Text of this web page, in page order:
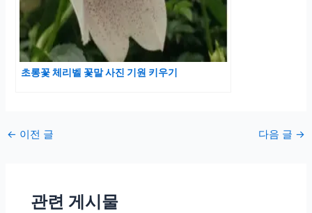
초롱꽃 체리벨 꽃말 사진 기원 키우기
포
← 이전 글 다음 글 →
관련 게시물